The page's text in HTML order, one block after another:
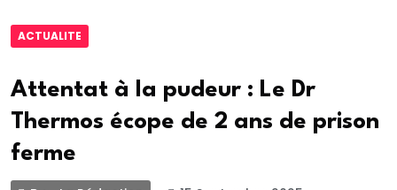
ACTUALITE
Attentat à la pudeur : Le Dr
Thermos écope de 2 ans de prison
ferme